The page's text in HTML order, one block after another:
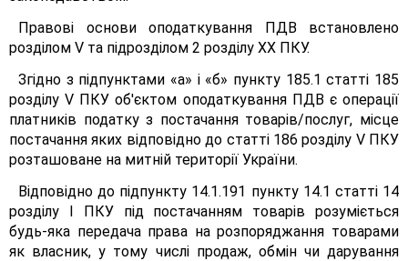
Правові основи оподаткування ПДВ встановлено
розділом V та підрозділом 2 розділу XX ПКУ.
Згідно з підпунктами «а» і «б» пункту 185.1 статті 185
розділу V ПКУ об'єктом оподаткування ПДВ є операції
платників податку з постачання товарів/послуг, місце
постачання яких відповідно до статті 186 розділу V ПКУ
розташоване на митній території України.
Відповідно до підпункту 14.1.191 пункту 14.1 статті 14
розділу І ПКУ під постачанням товарів розуміється
будь-яка передача права на розпоряджання товарами
як власник, у тому числі продаж, обмін чи дарування